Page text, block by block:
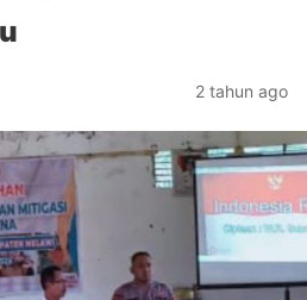
2 tahun ago